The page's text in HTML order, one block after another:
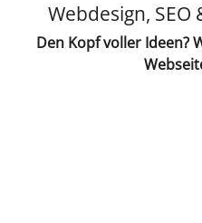
Webdesign,
Den Kopf voller Ideen?